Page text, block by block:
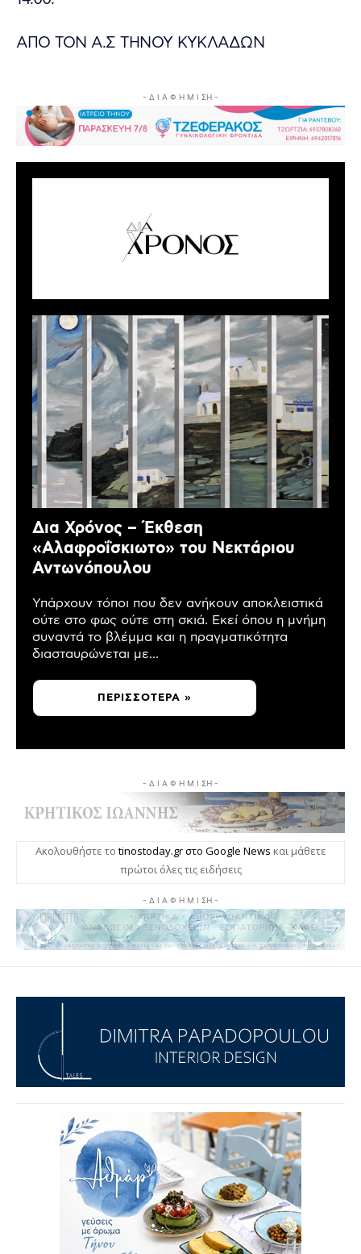
ΑΠΟ ΤΟΝ Α.Σ ΤΗΝΟΥ ΚΥΚΛΑΔΩΝ
- Δ Ι Α Φ Η Μ Ι ΣΗ -
Δια Χρόνος – Έκθεση
«Αλαφροΐσκιωτο» του Νεκτάριου
Αντωνόπουλου
Υπάρχουν τόποι που δεν ανήκουν αποκλειστικά
ούτε στο φως ούτε στη σκιά. Εκεί όπου η μνήμη
συναντά το βλέμμα και η πραγματικότητα
διασταυρώνεται με...
ΠΕΡΙΣΣΌΤΕΡΑ »
- Δ Ι Α Φ Η Μ Ι ΣΗ -
Ακολουθήστε το tinostoday.gr στο Google News και μάθετε
πρώτοι όλες τις ειδήσεις
- Δ Ι Α Φ Η Μ Ι ΣΗ -